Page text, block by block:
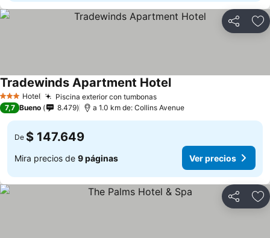
Compartir
3 Estrellas
Hotel Piscina exterior con tumbonas
Tradewinds Apartment Hotel
7,7 Bueno 8.479 a 1.0 km de: Collins Avenue
De $ 147.649
Mira precios de 9 páginas Ver precios
Compartir